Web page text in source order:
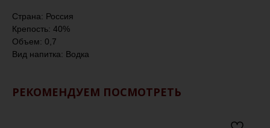
Страна: Россия
Крепость: 40%
Объем: 0,7
Вид напитка: Водка
РЕКОМЕНДУЕМ ПОСМОТРЕТЬ